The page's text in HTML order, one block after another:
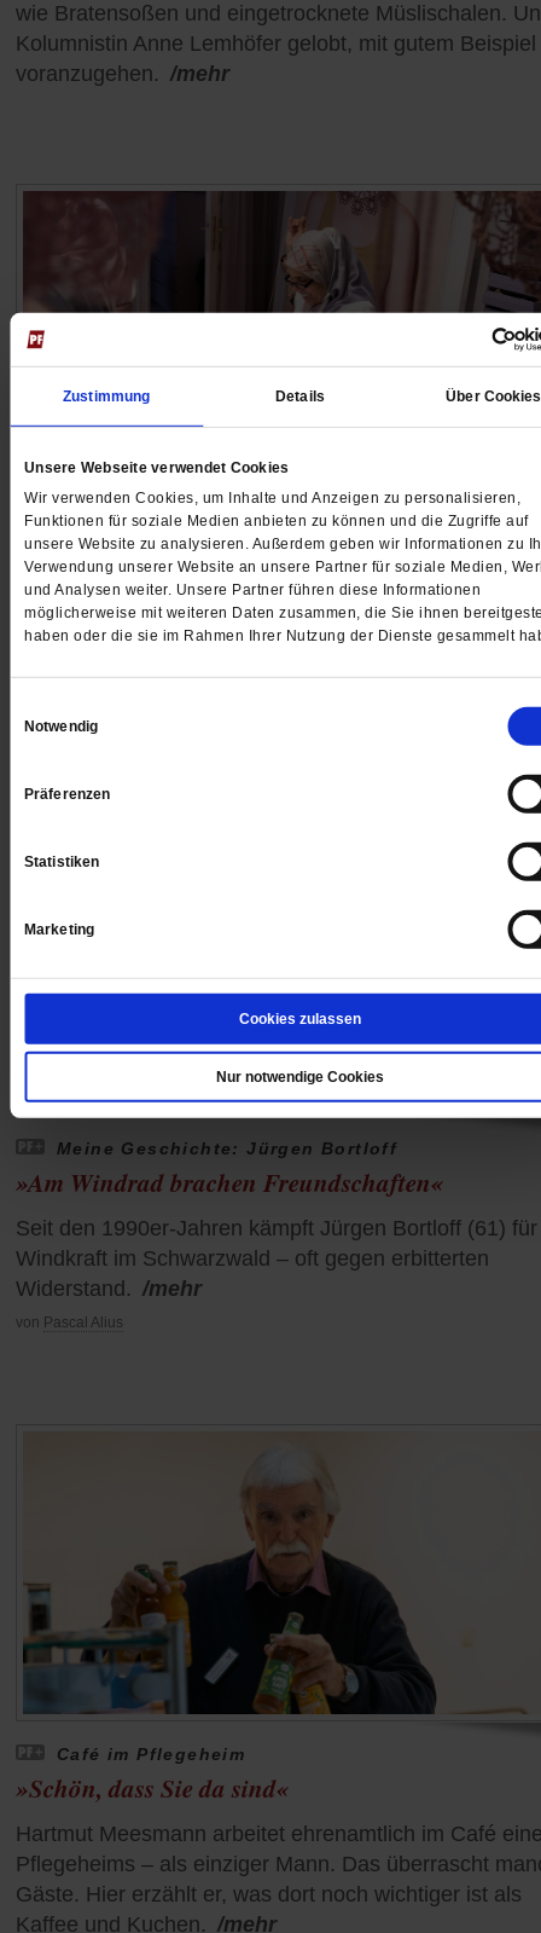
Zustimmung Details Über Cookies
Unsere Webseite verwendet Cookies
Wir verwenden Cookies, um Inhalte und Anzeigen zu personalisieren,
Funktionen für soziale Medien anbieten zu können und die Zugriffe auf
unsere Website zu analysieren. Außerdem geben wir Informationen zu
Verwendung unserer Website an unsere Partner für soziale Medien,
und Analysen weiter. Unsere Partner führen diese Informationen
möglicherweise mit weiteren Daten zusammen, die Sie ihnen
haben oder die sie im Rahmen Ihrer Nutzung der Dienste gesammelt
Notwendig
Präferenzen
Statistiken
Marketing
Cookies zulassen
Nur notwendige Cookies
wie Bratensoßen und eingetrocknete Müslischalen.
Kolumnistin Anne Lemhöfer gelobt, mit gutem Beispiel
voranzugehen. /mehr
Integration
Spitze aus Neukölln
Spitzenkragen, Colliers und Makramee-Armbänder: Im
Berliner Projekt »Rita in Palma« verbinden Frauen aus
Häkelhandwerk mit sozialer Teilhabe. /mehr
von Alicia Rust
Meine Geschichte: Jürgen Bortloff
»Am Windrad brachen Freundschaften«
Seit den 1990er-Jahren kämpft Jürgen Bortloff (61) für
Windkraft im Schwarzwald – oft gegen erbitterten
Widerstand. /mehr
von Pascal Alius
Café im Pflegeheim
»Schön, dass Sie da sind«
Hartmut Meesmann arbeitet ehrenamtlich im Café
Pflegeheims – als einziger Mann. Das überrascht
Gäste. Hier erzählt er, was dort noch wichtiger ist als
Kaffee und Kuchen. /mehr